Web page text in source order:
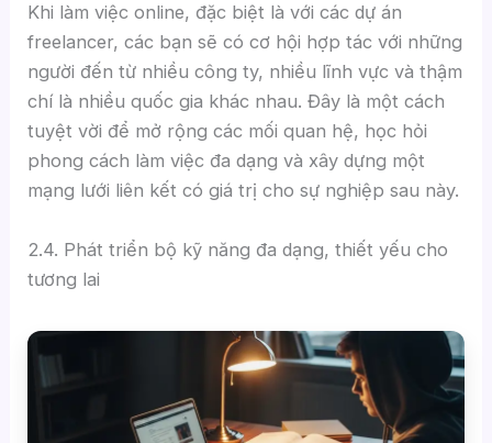
Khi làm việc online, đặc biệt là với các dự án
freelancer, các bạn sẽ có cơ hội hợp tác với những
người đến từ nhiều công ty, nhiều lĩnh vực và thậm
chí là nhiều quốc gia khác nhau. Đây là một cách
tuyệt vời để mở rộng các mối quan hệ, học hỏi
phong cách làm việc đa dạng và xây dựng một
mạng lưới liên kết có giá trị cho sự nghiệp sau này.
2.4. Phát triển bộ kỹ năng đa dạng, thiết yếu cho
tương lai